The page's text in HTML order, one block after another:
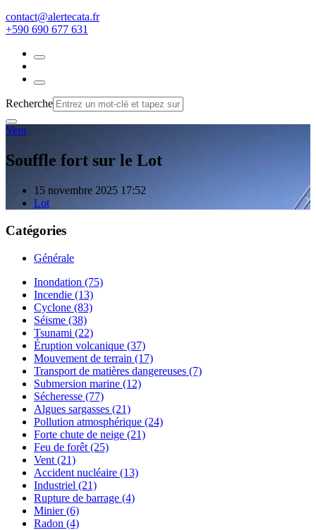
rf.atacetrela@tcatnoc
+590 690 677 631
Recherche
Vent
Souffle fort sur le Lot
15 novembre 2025 17:52
Lot
Catégories
Générale
Inondation (75)
Incendie (13)
Cyclone (83)
Séisme (38)
Tsunami (22)
Éruption volcanique (37)
Mouvement de terrain (17)
Transport de matières dangereuses (7)
Submersion marine (12)
Sécheresse (77)
Algues sargasses (21)
Pollution atmosphérique (24)
Forte chute de neige (21)
Feu de forêt (25)
Vent (21)
Accident nucléaire (13)
Industriel (21)
Rupture de barrage (4)
Minier (6)
Radon (4)